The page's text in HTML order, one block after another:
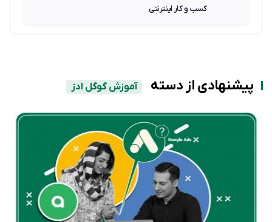
کسب و کار اینترنتی
پیشنهادی از دسته آموزش گوگل ادز